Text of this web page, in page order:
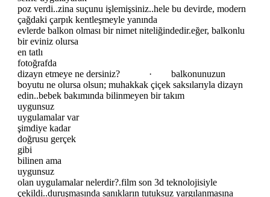
poz verdi..zina suçunu işlemişsiniz..hele bu devirde, modern
çağdaki çarpık kentleşmeyle yanında
evlerde balkon olması bir nimet niteliğindedir.eğer, balkonlu
bir eviniz olursa
en tatlı
fotoğrafda
dizayn etmeye ne dersiniz? · balkonunuzun
boyutu ne olursa olsun; muhakkak çiçek saksılarıyla dizayn
edin..bebek bakımında bilinmeyen bir takım
uygunsuz
uygulamalar var
şimdiye kadar
doğrusu gerçek
gibi
bilinen ama
uygunsuz
olan uygulamalar nelerdir?.film son 3d teknolojisiyle
çekildi..duruşmasında sanıkların tutuksuz yargılanmasına